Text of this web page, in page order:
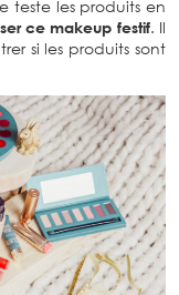
teste les produits en
ce makeup festif. Il
si les produits sont